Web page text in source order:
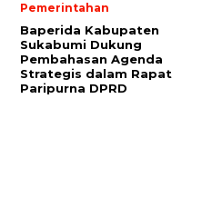
Pemerintahan
Baperida Kabupaten
Sukabumi Dukung
Pembahasan Agenda
Strategis dalam Rapat
Paripurna DPRD